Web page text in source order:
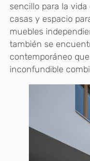
sencillo para la
casas y espacio
muebles
también se
contemporáneo
inconfundible